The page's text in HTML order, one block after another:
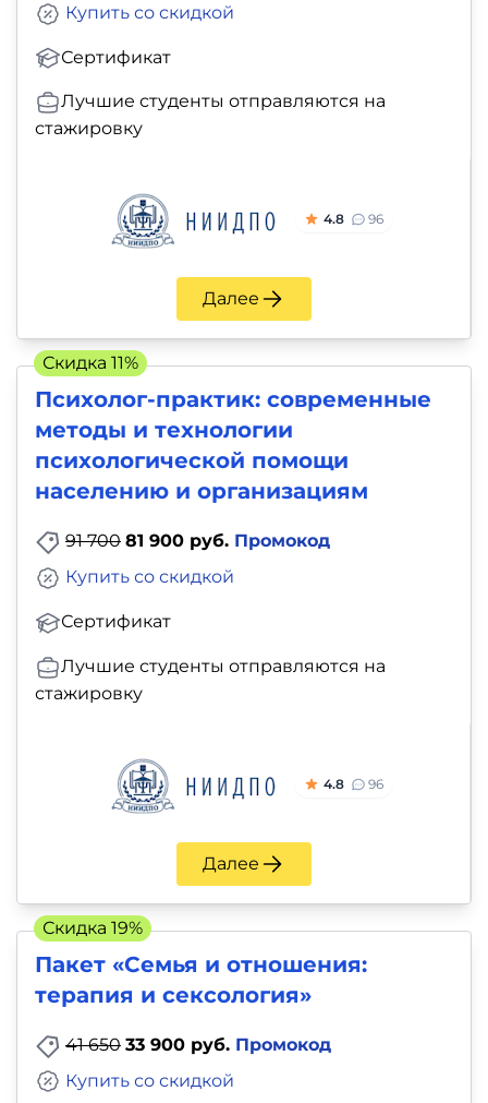
Сертификат
Купить со скидкой
Лучшие студенты отправляются на
стажировку
4.8 96
Далее
Психолог-практик: современные
методы и технологии
психологической помощи
населению и организациям
91 700 81 900 руб. Промокод
Сертификат
Купить со скидкой
Лучшие студенты отправляются на
стажировку
4.8 96
Далее
Скидка 11%
Пакет «Семья и отношения:
терапия и сексология»
41 650 33 900 руб. Промокод
Купить со скидкой
Скидка 19%